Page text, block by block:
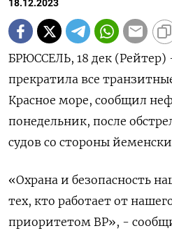
18.12.2023
БРЮССЕЛЬ, 18 дек (Рейтер)
прекратила все
Красное море, сообщил
понедельник, после
судов со стороны
«Охрана и безопасность
тех, кто работает от
приоритетом BP», -